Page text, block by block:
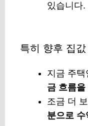
있습니다.
특히 향후 집
지금 주택
금 흐름을
조금 더
분으로 수